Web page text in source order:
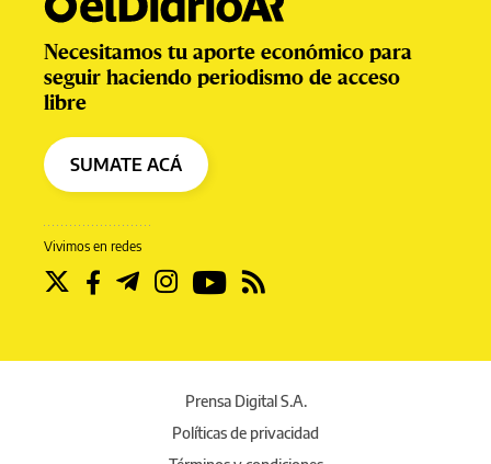
Vivimos en redes
Necesitamos tu aporte económico para
seguir haciendo periodismo de acceso
libre
SUMATE ACÁ
Prensa Digital S.A.
Políticas de privacidad